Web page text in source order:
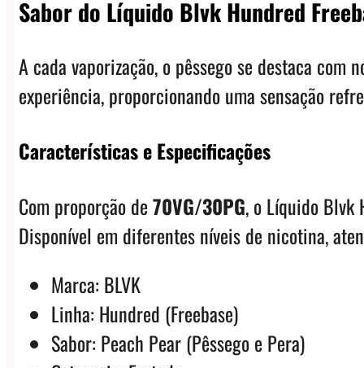
Sabor do Líquido Blvk Hundred
A cada vaporização, o pêssego se destaca
experiência, proporcionando uma sensação
Características e Especificações
Com proporção de70VG/30PG, o Líquido Blvk
Disponível em diferentes níveis de nicotina,
Marca: BLVK
Linha: Hundred (Freebase)
Sabor: Peach Pear (Pêssego e Pera)